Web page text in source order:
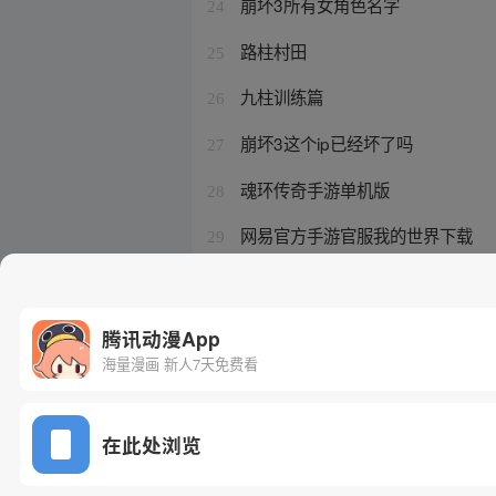
24
25 路柱村田
26 九柱训练篇
27 崩坏3这个ip已经坏了吗
28 魂环传奇手游单机版
29 网易官方手游官服我的世界下载
腾讯动漫App
海量漫画 新人7天免费看
在此处浏览